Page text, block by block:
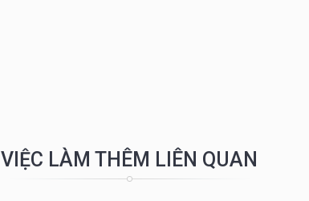
VIỆC LÀM THÊM LIÊN QUAN